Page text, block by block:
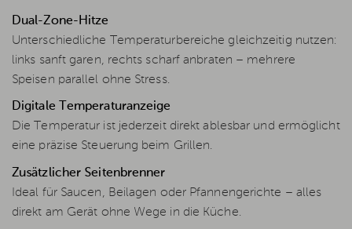
Dual-Zone-Hitze
Unterschiedliche Temperaturbereiche gleichzeitig nutzen:
links sanft garen, rechts scharf anbraten – mehrere
Speisen parallel ohne Stress.
Digitale Temperaturanzeige
Die Temperatur ist jederzeit direkt ablesbar und ermöglicht
eine präzise Steuerung beim Grillen.
Zusätzlicher Seitenbrenner
Ideal für Saucen, Beilagen oder Pfannengerichte – alles
direkt am Gerät ohne Wege in die Küche.